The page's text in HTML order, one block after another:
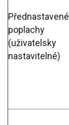
Přednastavené
poplachy
(uživatelsky
nastavitelné)